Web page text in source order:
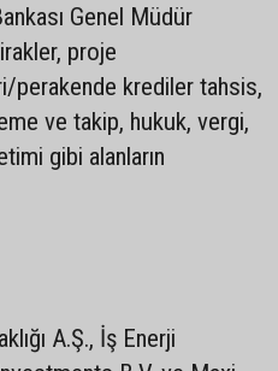
Genel Müdür
proje
perakende krediler tahsis,
ve takip, hukuk, vergi,
gibi alanların
A.Ş., İş Enerji